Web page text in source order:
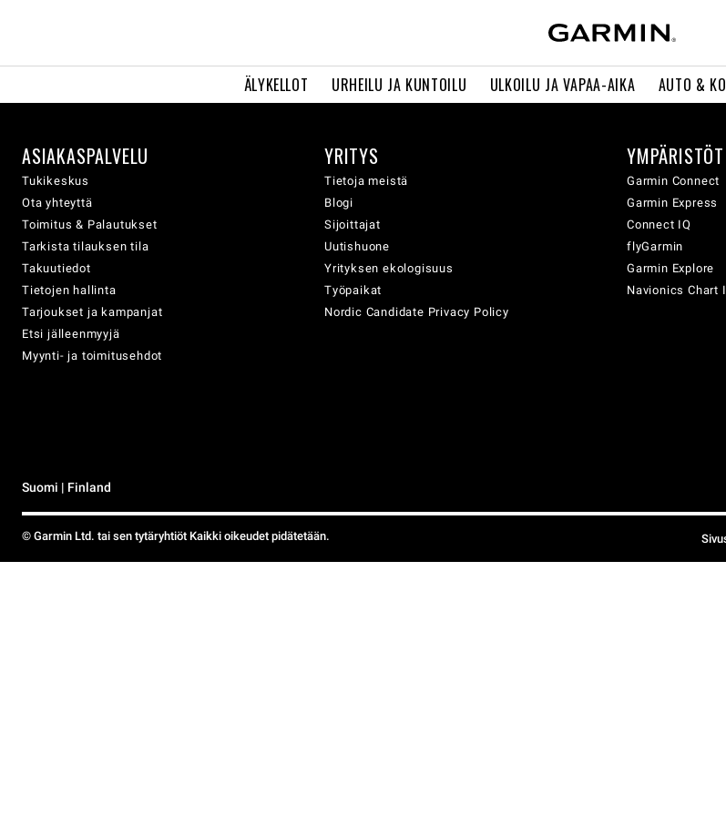
ÄLYKELLOT URHEILU JA KUNTOILU ULKOILU JA VAPAA-AIKA AUTO &
ASIAKASPALVELU
Tukikeskus
Ota yhteyttä
Toimitus & Palautukset
Tarkista tilauksen tila
Takuutiedot
Tietojen hallinta
Tarjoukset ja kampanjat
Etsi jälleenmyyjä
Myynti- ja toimitusehdot
YRITYS
Tietoja meistä
Blogi
Sijoittajat
Uutishuone
Yrityksen ekologisuus
Työpaikat
Nordic Candidate Privacy Policy
YMPÄRISTÖT
Garmin Connect
Garmin Express
Connect IQ
flyGarmin
Garmin Explore
Navionics Chart
Suomi | Finland
© Garmin Ltd. tai sen tytäryhtiöt Kaikki oikeudet pidätetään.